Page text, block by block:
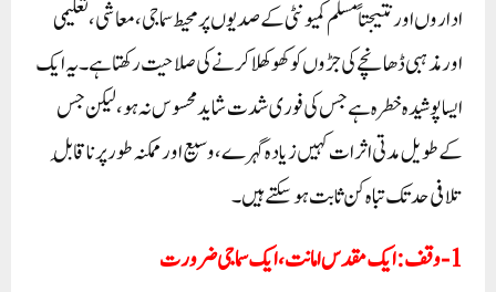
اداروں اور نتیجتاً مسلم کمیونٹی کے صدیوں پر محیط سماجی، معاشی، تعلیمی
اور مذہبی ڈھانچے کی جڑوں کو کھوکھلا کرنے کی صلاحیت رکھتا ہے۔ یہ ایک
ایسا پوشیدہ خطرہ ہے جس کی فوری شدت شاید محسوس نہ ہو، لیکن جس
کے طویل مدتی اثرات کہیں زیادہ گہرے، وسیع اور ممکنہ طور پر ناقابلِ
تلافی حد تک تباہ کن ثابت ہو سکتے ہیں۔
1- وقف: ایک مقدس امانت، ایک سماجی ضرورت